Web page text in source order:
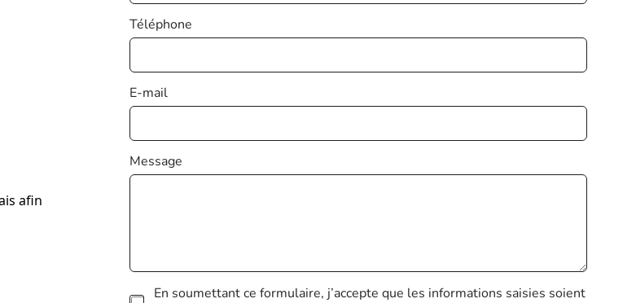
afin
Téléphone
E-mail
Message
C
En soumettant ce formulaire, j’accepte que les informations saisies soient